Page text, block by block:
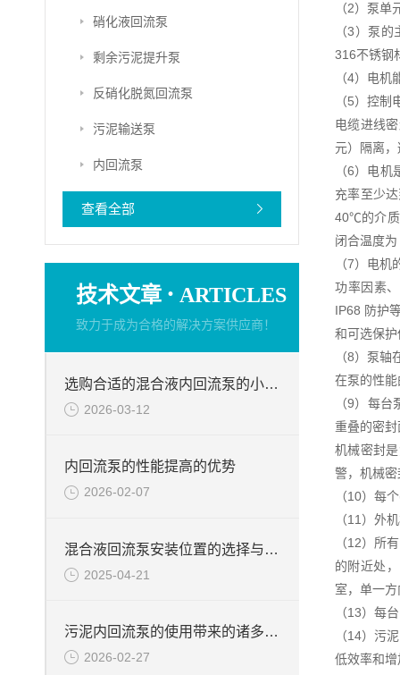
硝化液回流泵
剩余污泥提升泵
反硝化脱氮回流泵
污泥输送泵
内回流泵
查看全部
技术文章 · ARTICLES
致力于成为合格的解决方案供应商！
选购合适的混合液内回流泵的小技巧
2026-03-12
内回流泵的性能提高的优势
2026-02-07
混合液回流泵安装位置的选择与注意
2025-04-21
污泥内回流泵的使用带来的诸多优势说明
2026-02-27
（2）泵
（3）泵
316不锈钢
（4）电
（5）控
电缆进线
元）隔离
（6）电
充率至少
40℃的介质
闭合温度
（7）电
功率因素
IP68 防护
和可选保
（8）泵
在泵的性
（9）每
重叠的密
机械密封
警，机械
（10）每
（11）外
（12）所
的附近处
室，单一
（13）每
（14）污
低效率和